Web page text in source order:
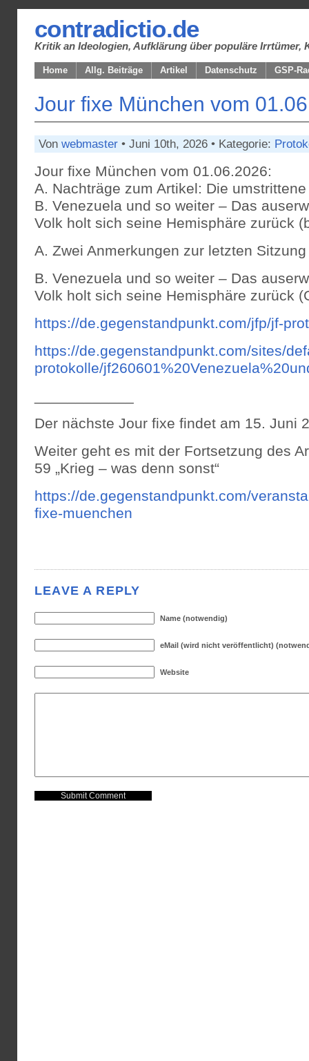
contradictio.de
Kritik an Ideologien, Aufklärung über populäre Irrtümer,
Home Allg. Beiträge Artikel Datenschutz GSP-
Jour fixe München vom
Von webmaster • Juni 10th, 2026 • Kategorie:
Jour fixe München vom 01.06.2026:
A. Nachträge zum Artikel: Die
B. Venezuela und so weiter – Das
Volk holt sich seine Hemisphäre zurück
A. Zwei Anmerkungen zur letzten Sitzung
B. Venezuela und so weiter – Das
Volk holt sich seine Hemisphäre zurück
https://de.gegenstandpunkt.com/jfp/jf-
https://de.gegenstandpunkt.com/sites/
protokolle/
Der nächste Jour fixe findet am 15. Juni
Weiter geht es mit der Fortsetzung des
59 „Krieg – was denn sonst“
https://de.gegenstandpunkt.com/
fixe-muenchen
LEAVE A REPLY
Name (notwendig)
eMail (wird nicht veröffentlicht)
Website